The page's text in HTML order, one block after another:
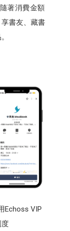
著消費金額
書友、藏書
Echoss VIP